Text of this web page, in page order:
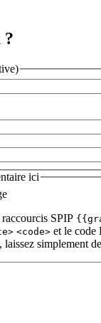
?
ici
SPIP
<code> et le
laissez simplement